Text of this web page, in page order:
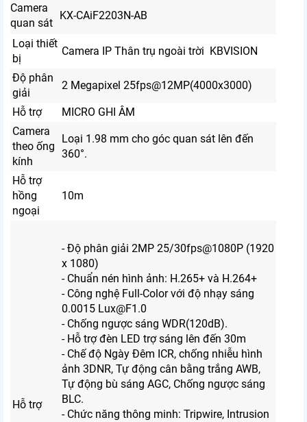
Camera
quan sát
KX-CAiF2203N-AB
Loại thiết
bị
Camera IP Thân trụ ngoài trời KBVISION
Độ phân
giải
2 Megapixel 25fps@12MP(4000x3000)
Hỗ trợ
MICRO GHI ÂM
Camera
theo ống
kính
Loại 1.98 mm cho góc quan sát lên đến
360°.
Hỗ trợ
hồng
ngoại
10m
Hỗ trợ
- Độ phân giải 2MP 25/30fps@1080P (1920
x 1080)
- Chuẩn nén hình ảnh: H.265+ và H.264+
- Công nghệ Full-Color với độ nhạy sáng
0.0015 Lux@F1.0
- Chống ngược sáng WDR(120dB).
- Hỗ trợ đèn LED trợ sáng lên đến 30m
- Chế độ Ngày Đêm ICR, chống nhiễu hình
ảnh 3DNR, Tự động cân bằng trắng AWB,
Tự động bù sáng AGC, Chống ngược sáng
BLC.
- Chức năng thông minh: Tripwire, Intrusion